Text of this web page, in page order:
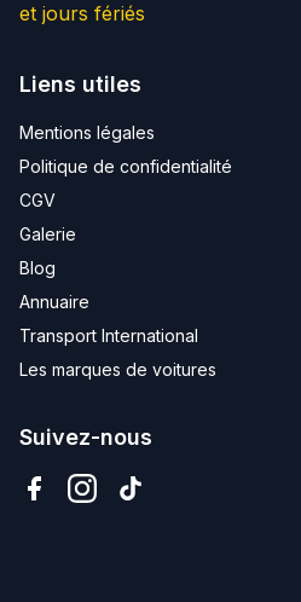
et jours fériés
Liens utiles
Mentions légales
Politique de confidentialité
CGV
Galerie
Blog
Annuaire
Transport International
Les marques de voitures
Suivez-nous